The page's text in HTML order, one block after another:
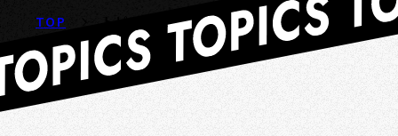
TOP トピックス